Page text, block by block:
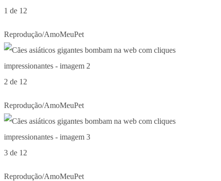
1 de 12
Reprodução/AmoMeuPet
2 de 12
Reprodução/AmoMeuPet
3 de 12
Reprodução/AmoMeuPet